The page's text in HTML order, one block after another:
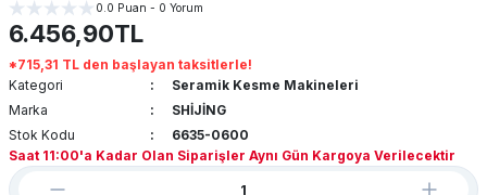
0.0 Puan - 0 Yorum
6.456,90TL
*715,31 TL den başlayan taksitlerle!
Kategori
Seramik Kesme Makineleri
Marka
SHİJİNG
Stok Kodu
6635-0600
Saat 11:00'a Kadar Olan Siparişler Aynı Gün Kargoya Verilecektir